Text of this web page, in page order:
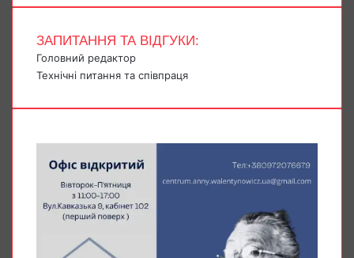
ЗАПИТАННЯ ТА ВІДГУКИ:
Головний редактор
Технічні питання та співпраця